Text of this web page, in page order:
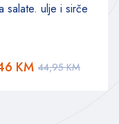
salate. ulje i sirče
44,95KM
KM